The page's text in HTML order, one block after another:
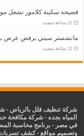
فضيحة سكينة كلامور تشعل
‏22 ساعة مضت
مانشستر سيتي يرفض عرض
‏22 ساعة مضت
شركة تنظيف فلل بالرياض -
المياه بجده -شركة مكافحة
في مصر - برنامج محاسبة
وتصميم مواقع -كشف تسربات